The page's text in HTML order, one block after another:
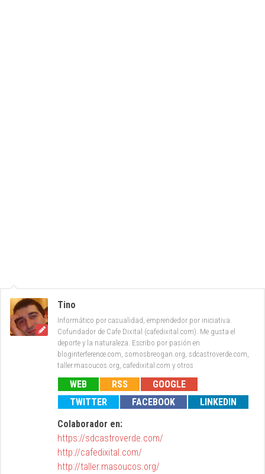
Tino
Informático por casualidad, emprendedor por iniciativa.
Cofundador de Cafe Dixital (cafedixital.com). Me gusta el
deporte y la naturaleza. Escribo por pasión en
bloginterference.com, somosbreogan.org, sdcastroverde.com,
taller.masoucos.org, cafedixital.com y otros
WEB RSS
GOOGLE
TWITTER
FACEBOOK
LINKEDIN
Colaborador en:
https://sdcastroverde.com/
http://cafedixital.com/
http://taller.masoucos.org/